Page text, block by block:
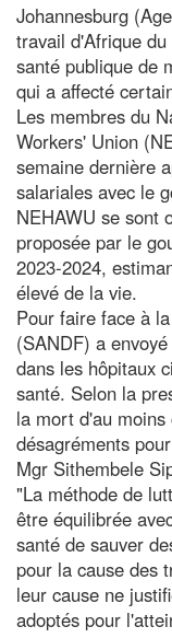
Johannesburg
travail d'Afrique
santé publique de
qui a affecté
Les membres du
Workers' Union
semaine dernière
salariales avec le
NEHAWU se sont
proposée par le
2023-2024,
élevé de la vie.
Pour faire face à
(SANDF) a
dans les hôpitaux
santé. Selon la
la mort d'au
désagréments
Mgr Sithembele
"La méthode de
être équilibrée
santé de sauver
pour la cause des
leur cause ne
adoptés pour